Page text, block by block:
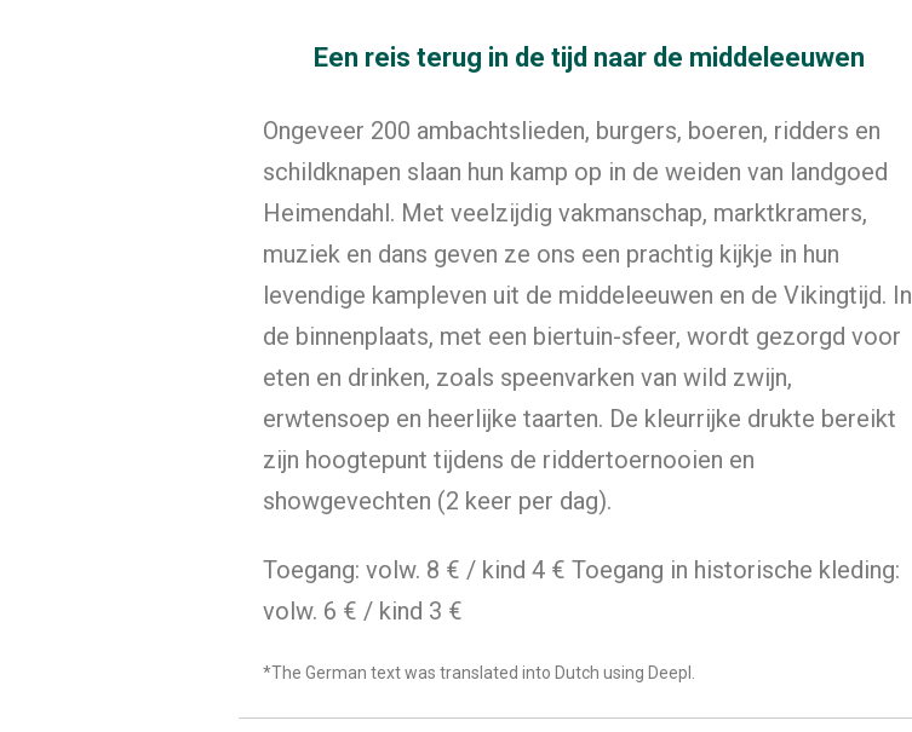
Een reis terug in de tijd naar de middeleeuwen
Ongeveer 200 ambachtslieden, burgers, boeren, ridders en
schildknapen slaan hun kamp op in de weiden van landgoed
Heimendahl. Met veelzijdig vakmanschap, marktkramers,
muziek en dans geven ze ons een prachtig kijkje in hun
levendige kampleven uit de middeleeuwen en de Vikingtijd. In
de binnenplaats, met een biertuin-sfeer, wordt gezorgd voor
eten en drinken, zoals speenvarken van wild zwijn,
erwtensoep en heerlijke taarten. De kleurrijke drukte bereikt
zijn hoogtepunt tijdens de riddertoernooien en
showgevechten (2 keer per dag).
Toegang: volw. 8 € / kind 4 € Toegang in historische kleding:
volw. 6 € / kind 3 €
*The German text was translated into Dutch using Deepl.